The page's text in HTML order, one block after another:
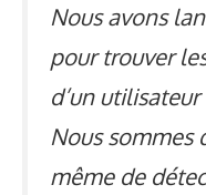
Nous avons
pour trouver
d’un
Nous sommes
même de